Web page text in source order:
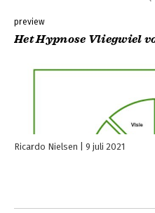
preview
Het Hypnose Vliegwiel
Ricardo Nielsen 9 juli 2021